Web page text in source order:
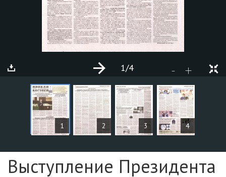
1 2 3 4
- +
1/4
СТАТЬИ
Страница №1
Выступление Президента